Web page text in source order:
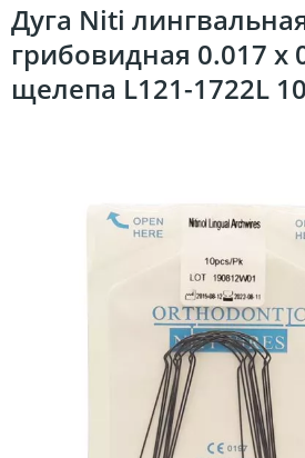
Дуга Niti
грибовидная 0.017 x
щелепа L121-1722L